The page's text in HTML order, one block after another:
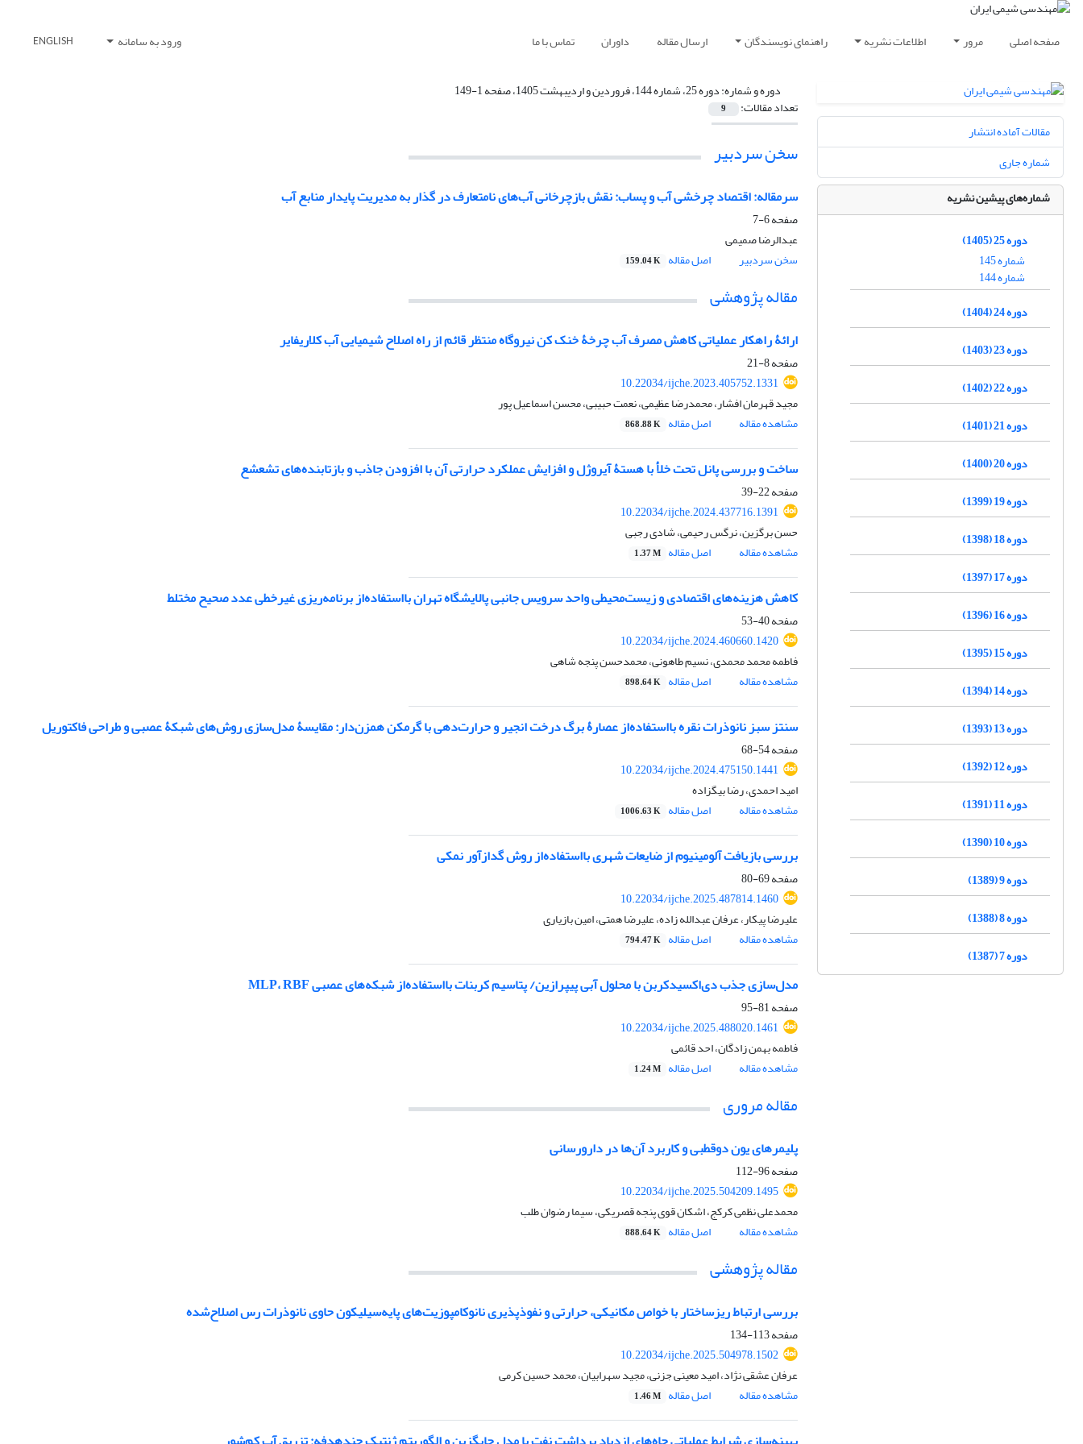
صفحه اصلی مرور اطلاعات نشریه راهنمای نویسندگان ارسال مقاله داوران تماس با ما ورود به سامانه ENGLISH
دوره و شماره:دوره 25، شماره 144، فروردین و اردیبهشت 1405، صفحه 1-149
تعداد مقالات: 9
سخن سردبیر
سرمقاله:اقتصاد چرخشی آب و پساب: نقش بازچرخانی آب‌های نامتعارف در گذار به مدیریت پایدار منابع آب
صفحه6-7
عبدالرضا صمیمی
سخن سردبیر
اصل مقاله 159.04 K
مقاله پژوهشی
ارائۀ راهکار عملیاتی کاهش مصرف آب چرخۀ خنک ‌کن نیروگاه منتظر قائم از راه اصلاح شیمیایی آب کلاریفایر
صفحه8-21
10.22034/ijche.2023.405752.1331
مجید قهرمان افشار، محمدرضا عظیمی، نعمت حبیبی، محسن اسماعیل پور
مشاهده مقاله
اصل مقاله 868.88 K
ساخت و بررسی پانل تحت خلأ با هستۀ آیروژل و افزایش عملکرد حرارتی آن با افزودن جاذب و بازتابنده‌های تشعشع
صفحه22-39
10.22034/ijche.2024.437716.1391
حسن برگزین، نرگس رحیمی، شادی رجبی
مشاهده مقاله
اصل مقاله 1.37 M
کاهش هزینه‌های اقتصادی و زیست‌محیطی واحد سرویس جانبی پالایشگاه تهران بااستفاده‌از برنامه‌ریزی غیرخطی عدد صحیح مختلط
صفحه40-53
10.22034/ijche.2024.460660.1420
فاطمه محمد محمدی، نسیم طاهونی، محمدحسن پنجه شاهی
مشاهده مقاله
اصل مقاله 898.64 K
سنتز سبز نانوذرات نقره بااستفاده‌از عصارۀ برگ درخت انجیر و حرارت‌دهی با گرمکن همزن‌دار: مقایسۀ مدل‌سازی روش‌های شبکۀ عصبی و طراحی فاکتور‌یل
صفحه54-68
10.22034/ijche.2024.475150.1441
امید احمدی، رضا بیگزاده
مشاهده مقاله
اصل مقاله 1006.63 K
بررسی بازیافت آلومینیوم از ضایعات شهری بااستفاده‌از روش گدازآور نمکی
صفحه69-80
10.22034/ijche.2025.487814.1460
علیرضا پیکار، عرفان عبدالله زاده، علیرضا همتی، امین بازیاری
مشاهده مقاله
اصل مقاله 794.47 K
مدل‌سازی جذب دی‌اکسید‌کربن با محلول آبی پیپرازین/ پتاسیم کربنات بااستفاده‌از شبکه‌های عصبی MLP، RBF
صفحه81-95
10.22034/ijche.2025.488020.1461
فاطمه بهمن زادگان، احد قائمی
مشاهده مقاله
اصل مقاله 1.24 M
مقاله مروری
پلیمرهای یون دوقطبی و کاربرد آن‌ها در دارورسانی
صفحه96-112
10.22034/ijche.2025.504209.1495
محمدعلی نظمی کرکج، اشکان قوی پنجه قصریکی، سیما رضوان طلب
مشاهده مقاله
اصل مقاله 888.64 K
مقاله پژوهشی
بررسی ارتباط ریزساختار با خواص مکانیکی، حرارتی و نفوذپذیری نانوکامپوزیت‌های پایه‌سیلیکون حاوی نانوذرات ‌رس اصلاح‌شده
صفحه113-134
10.22034/ijche.2025.504978.1502
عرفان عشقی نژاد، امید معینی جزنی، مجید سهرابیان، محمد حسین کرمی
مشاهده مقاله
اصل مقاله 1.46 M
مقالات آماده انتشار
شماره جاری
شماره‌های پیشین نشریه
دوره 25 (1405)
شماره 145
شماره 144
دوره 24 (1404)
دوره 23 (1403)
دوره 22 (1402)
دوره 21 (1401)
دوره 20 (1400)
دوره 19 (1399)
دوره 18 (1398)
دوره 17 (1397)
دوره 16 (1396)
دوره 15 (1395)
دوره 14 (1394)
دوره 13 (1393)
دوره 12 (1392)
دوره 11 (1391)
دوره 10 (1390)
دوره 9 (1389)
دوره 8 (1388)
دوره 7 (1387)